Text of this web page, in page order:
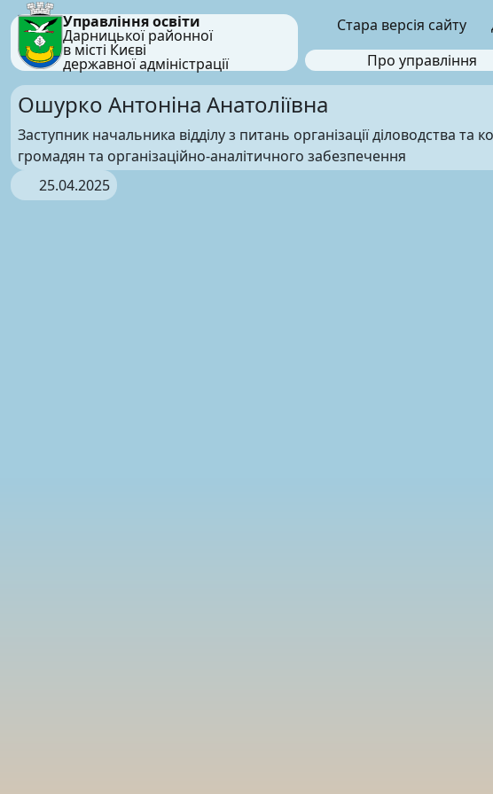
Управління освіти
Дарницької районної
в місті Києві
державної адміністрації
Стара версія сайту
Про управління
Ошурко Антоніна Анатоліївна
Заступник начальника відділу з питань організації діловодства
громадян та організаційно-аналітичного забезпечення
25.04.2025